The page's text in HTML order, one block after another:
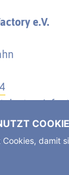
e.V.
Factory e.
damit